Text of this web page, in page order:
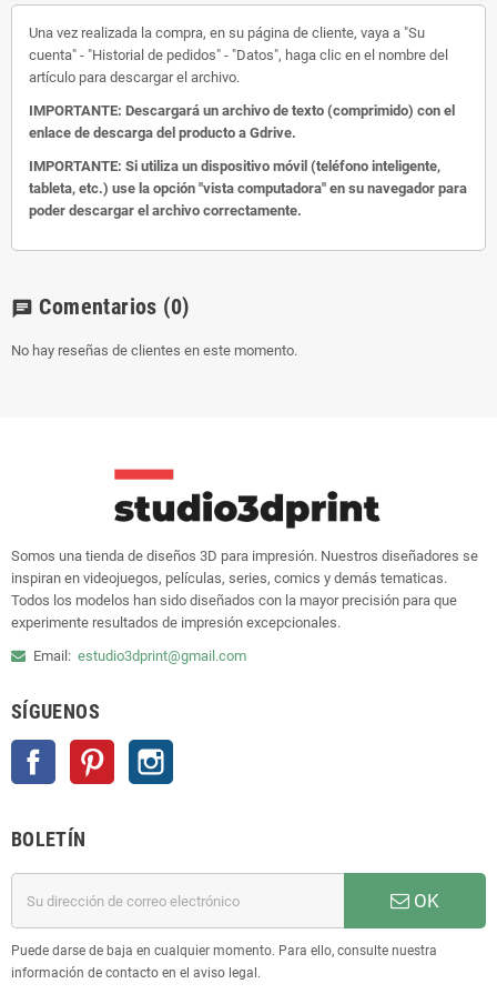
Una vez realizada la compra, en su página de cliente, vaya a "Su
cuenta" - "Historial de pedidos" - "Datos", haga clic en el nombre del
artículo para descargar el archivo.
IMPORTANTE: Descargará un archivo de texto (comprimido) con el
enlace de descarga del producto a Gdrive.
IMPORTANTE: Si utiliza un dispositivo móvil (teléfono inteligente,
tableta, etc.) use la opción "vista computadora" en su navegador para
poder descargar el archivo correctamente.
chat Comentarios (0)
No hay reseñas de clientes en este momento.
Somos una tienda de diseños 3D para impresión. Nuestros diseñadores se
inspiran en videojuegos, películas, series, comics y demás tematicas.
Todos los modelos han sido diseñados con la mayor precisión para que
experimente resultados de impresión excepcionales.
Email: estudio3dprint@gmail.com
SÍGUENOS
Facebook Pinterest
BOLETÍN
OK
Puede darse de baja en cualquier momento. Para ello, consulte nuestra
información de contacto en el aviso legal.